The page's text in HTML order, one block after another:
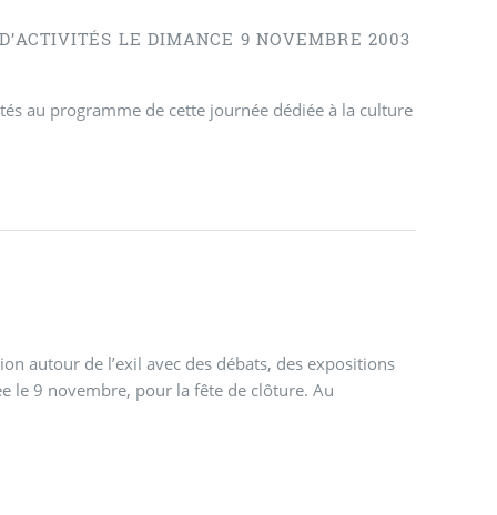
LE DIMANCE 9 NOVEMBRE 2003
au programme de cette journée dédiée à la culture
autour de l’exil avec des débats, des expositions
le 9 novembre, pour la fête de clôture. Au